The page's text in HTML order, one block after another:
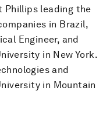
leading the
in Brazil,
Engineer, and
in New York.
and
in Mountain